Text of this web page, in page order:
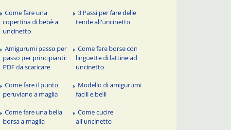
Come fare una
copertina di bebè a
uncinetto
3 Passi per fare delle
tende all'uncinetto
Amigurumi passo per
passo per principianti:
PDF da scaricare
Come fare borse con
linguette di lattine ad
uncinetto
Come fare il punto
peruviano a maglia
Modello di amigurumi
facili e belli
Come fare una bella
borsa a maglia
Come cucire
all'uncinetto